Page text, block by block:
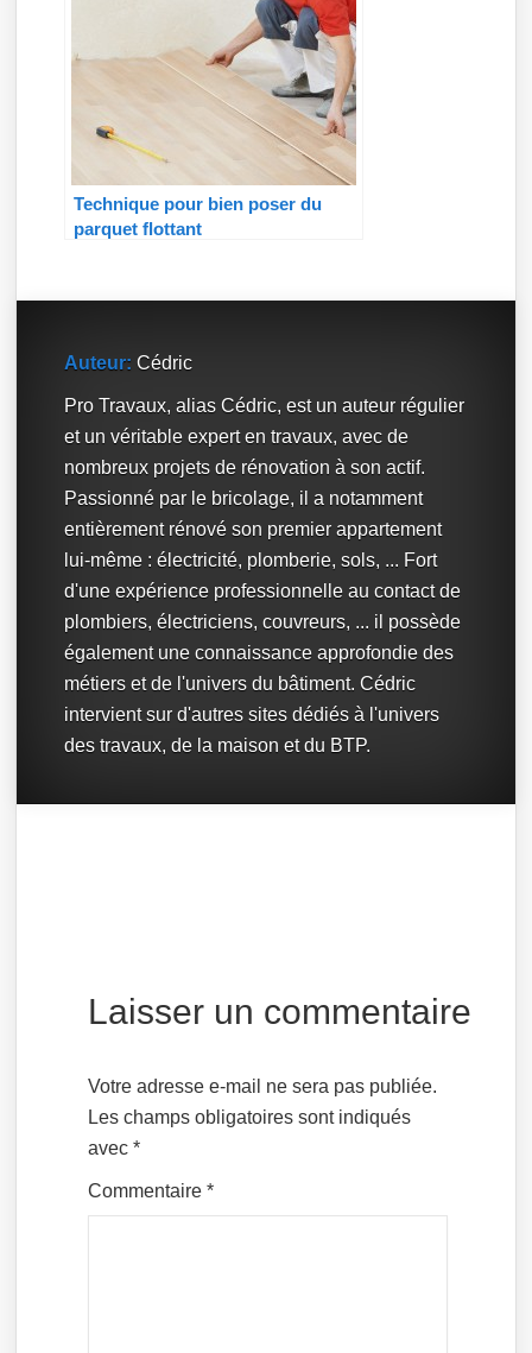
Technique pour bien poser du
parquet flottant
Auteur: Cédric
Pro Travaux, alias Cédric, est un auteur régulier
et un véritable expert en travaux, avec de
nombreux projets de rénovation à son actif.
Passionné par le bricolage, il a notamment
entièrement rénové son premier appartement
lui-même : électricité, plomberie, sols, ... Fort
d'une expérience professionnelle au contact de
plombiers, électriciens, couvreurs, ... il possède
également une connaissance approfondie des
métiers et de l'univers du bâtiment. Cédric
intervient sur d'autres sites dédiés à l'univers
des travaux, de la maison et du BTP.
Laisser un commentaire
Votre adresse e-mail ne sera pas publiée.
Les champs obligatoires sont indiqués
avec*
Commentaire*